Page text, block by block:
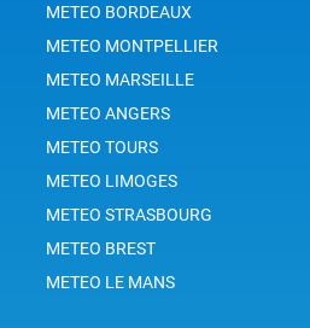
METEO BORDEAUX
METEO MONTPELLIER
METEO MARSEILLE
METEO ANGERS
METEO TOURS
METEO LIMOGES
METEO STRASBOURG
METEO BREST
METEO LE MANS